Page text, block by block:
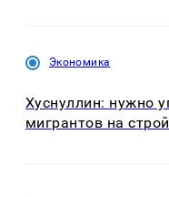
Экономика
Хуснуллин: нужно
мигрантов на